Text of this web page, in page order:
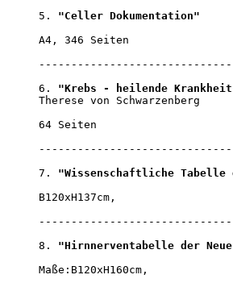
5. "Celler Dokumentation"
A4, 346
6. "Krebs - heilende
Therese von Schwarzenberg
64
7. "Wissenschaftliche Tabelle
8. "Hirnnerventabelle der